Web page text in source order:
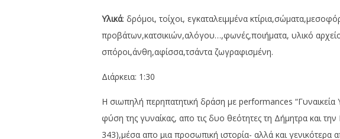
Υλικά: δρόμοι, τοίχοι, εγκαταλειμμένα
προβάτων,κατσικιών,αλόγου…,φωνές,ποιήματα, υλικό
σπόροι,άνθη,αφίσσα,τσάντα ζωγραφισμένη.
Διάρκεια: 1:30
Η σιωπηλή περηπατητική δράση με performances
φύση της γυναίκας, απο τις δυο θεότητες τη Δήμητρα και
343),μέσα απο μια προσωπική ιστορία- αλλά και γενικότερα